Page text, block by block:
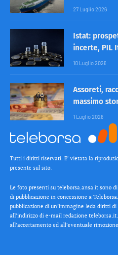
27 Luglio 2026
Istat:
incerte, PIL
10 Luglio 2026
Assoreti,
massimo
1 Luglio 2026
Tutti i diritti riservati. E’ vietata la
presente sul sito.
Le foto presenti su teleborsa.ansa.it sono
di pubblicazione in concessione a
pubblicazione di un’immagine leda diritti
all’indirizzo di e-mail redazione
all’accertamento ed all’eventuale